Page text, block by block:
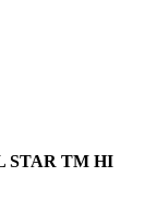
STAR TM HI